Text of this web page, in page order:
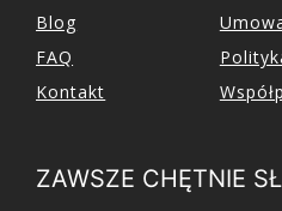
Blog
FAQ
Kontakt
ZAWSZE CHĘTNIE